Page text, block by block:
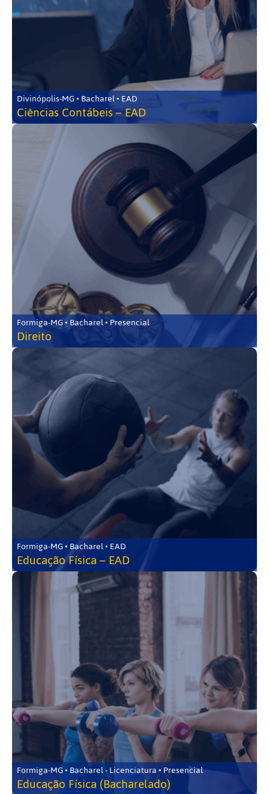
Divinópolis-MG • Bacharel • EAD
Ciências Contábeis – EAD
Formiga-MG • Bacharel • Presencial
Direito
Formiga-MG • Bacharel • EAD
Educação Física – EAD
Formiga-MG • Bacharel - Licenciatura • Presencial
Educação Física (Bacharelado)